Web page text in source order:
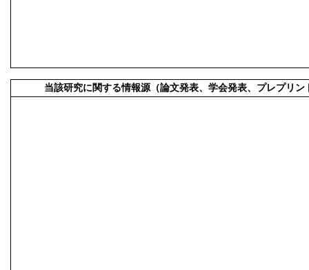
当該研究に関する情報源（論文発表、学会発表、プレプリン